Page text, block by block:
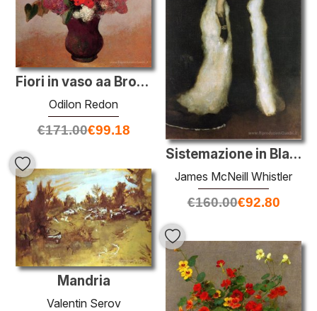
Fiori in vaso aa Brown
Odilon Redon
€171.00€99.18
Sistemazione in Black
James McNeill Whistler
€160.00€92.80
Mandria
Valentin Serov